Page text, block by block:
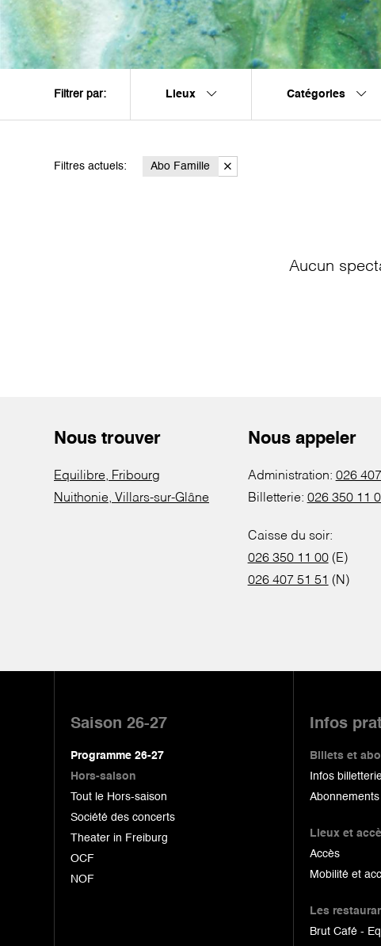
Filtrer par: Lieux Catégories
Filtres actuels: Abo Famille
Aucun
Nous trouver
Equilibre, Fribourg
Nuithonie, Villars-sur-Glâne
Nous appeler
Administration: 026
Billetterie: 026 350 11
Caisse du soir:
026 350 11 00(E)
026 407 51 51 (N)
Saison 26-27
Programme 26-27
Hors-saison
Tout le Hors-saison
Société des concerts
Theater in Freiburg
OCF
NOF
Infos
Billets et
Infos
Abonnements
Lieux et
Accès
Mobilité et
Les
Brut Café -